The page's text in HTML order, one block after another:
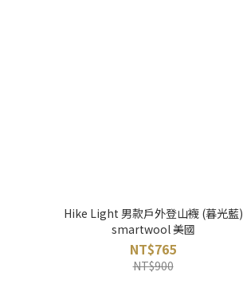
Hike Light 男款戶外登山襪 (暮光藍)
smartwool 美國
NT$765
NT$900